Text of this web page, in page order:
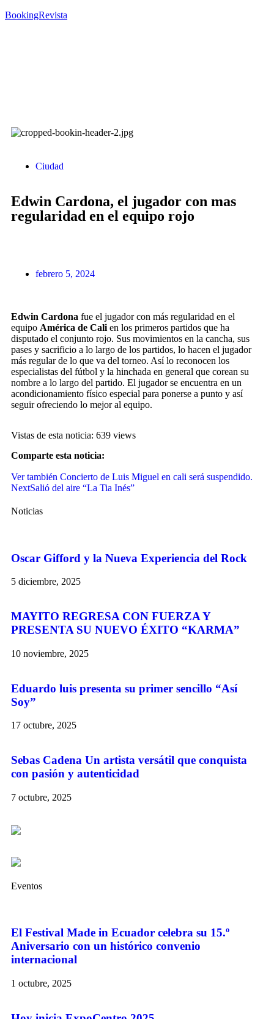
BookingRevista
Ciudad
Edwin Cardona, el jugador con mas
regularidad en el equipo rojo
febrero 5, 2024
Edwin Cardona fue el jugador con más regularidad en el
equipo América de Cali en los primeros partidos que ha
disputado el conjunto rojo. Sus movimientos en la cancha, sus
pases y sacrificio a lo largo de los partidos, lo hacen el jugador
más regular de lo que va del torneo. Así lo reconocen los
especialistas del fútbol y la hinchada en general que corean su
nombre a lo largo del partido. El jugador se encuentra en un
acondicionamiento físico especial para ponerse a punto y así
seguir ofreciendo lo mejor al equipo.
Vistas de esta noticia: 639 views
Comparte esta noticia:
Ver también Concierto de Luis Miguel en cali será suspendido.
NextSalió del aire “La Tia Inés”
Noticias
Oscar Gifford y la Nueva Experiencia del Rock
5 diciembre, 2025
MAYITO REGRESA CON FUERZA Y
PRESENTA SU NUEVO ÉXITO “KARMA”
10 noviembre, 2025
Eduardo luis presenta su primer sencillo “Así
Soy”
17 octubre, 2025
Sebas Cadena Un artista versátil que conquista
con pasión y autenticidad
7 octubre, 2025
Eventos
El Festival Made in Ecuador celebra su 15.º
Aniversario con un histórico convenio
internacional
1 octubre, 2025